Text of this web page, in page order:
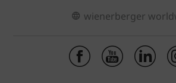
wienerberger